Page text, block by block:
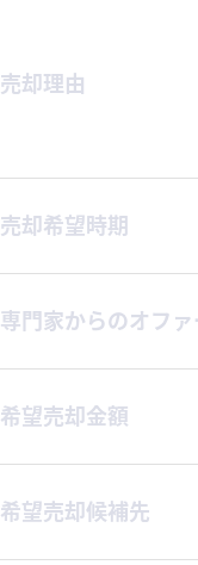
売却理由
売却希望時期
専門家からのオフ
希望売却金額
希望売却候補先